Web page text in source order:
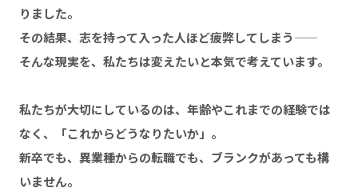
りました。
その結果、志を持って入った人ほど疲弊してしまう――
そんな現実を、私たちは変えたいと本気で考えています。
私たちが大切にしているのは、年齢やこれまでの経験では
なく、「これからどうなりたいか」。
新卒でも、異業種からの転職でも、ブランクがあっても構
いません。